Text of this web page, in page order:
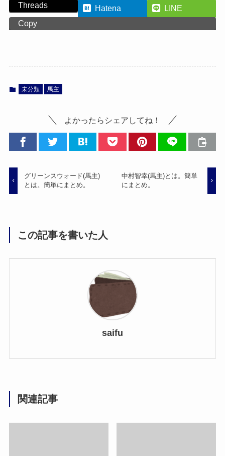
Threads
Hatena
LINE
Copy
未分類 馬主
よかったらシェアしてね！
グリーンスウォード(馬主)
とは。簡単にまとめ。
中村智幸(馬主)とは。簡単
にまとめ。
この記事を書いた人
saifu
関連記事